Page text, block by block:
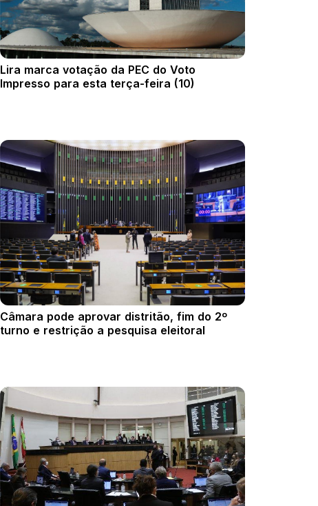
Lira marca votação da PEC do Voto
Impresso para esta terça-feira (10)
Câmara pode aprovar distritão, fim do 2º
turno e restrição a pesquisa eleitoral